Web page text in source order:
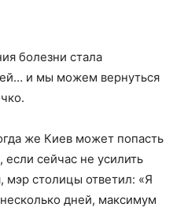
болезни стала
и мы можем вернуться
же Киев может попасть
если сейчас не усилить
мэр столицы ответил: «Я
дней, максимум